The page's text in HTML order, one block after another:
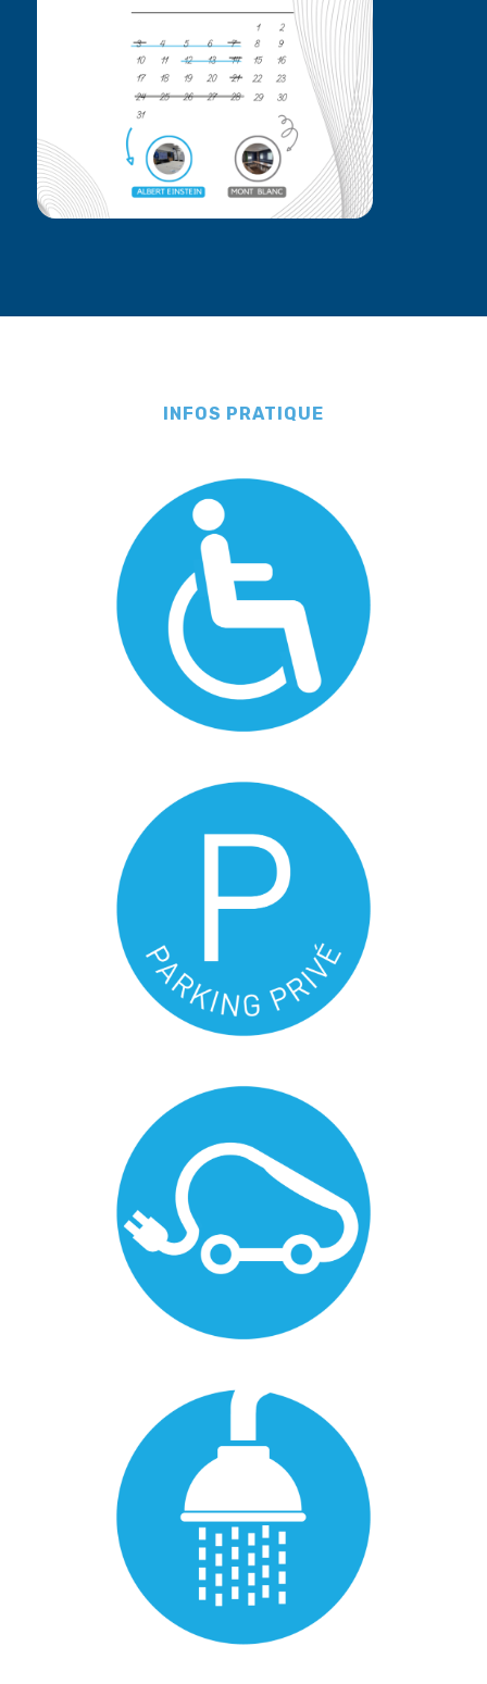
INFOS PRATIQUE